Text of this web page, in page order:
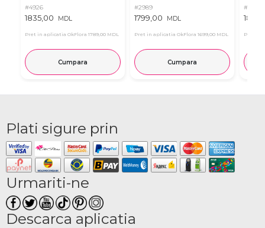
#4926
1835,00 MDL
Pret in aplicatia OkFlora 1789,00 MDL
Cumpara
#2989
1799,00 MDL
Pret in aplicatia OkFlora 1699,00 MDL
Cumpara
#2797
Pret in
Plati sigure prin
Urmariti-ne
Descarca aplicatia